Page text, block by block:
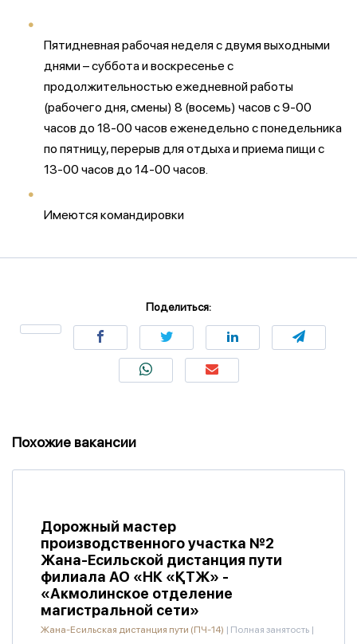
Пятидневная рабочая неделя с двумя выходными
днями – суббота и воскресенье с
продолжительностью ежедневной работы
(рабочего дня, смены) 8 (восемь) часов с 9-00
часов до 18-00 часов еженедельно с понедельника
по пятницу, перерыв для отдыха и приема пищи с
13-00 часов до 14-00 часов.
Имеются командировки
Поделиться:
Похожие вакансии
Дорожный мастер
производственного участка №2
Жана-Есильской дистанция пути
филиала АО «НК «ҚТЖ» -
«Акмолинское отделение
магистральной сети»
Жана-Есильская дистанция пути (ПЧ-14) | Полная занятость |